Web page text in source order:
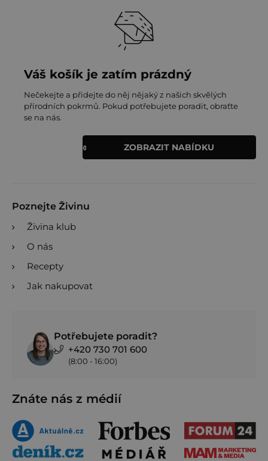
Váš košík je zatím prázdný
Nečekejte a přidejte do něj nějaký z našich skvělých
přírodních pokrmů. Pokud potřebujete poradit, obraťte
se na nás.
ZOBRAZIT NABÍDKU
Poznejte Živinu
Živina klub
O nás
Recepty
Jak nakupovat
Potřebujete poradit?
+420 730 701 600
(8:00 - 16:00)
Znáte nás z médií